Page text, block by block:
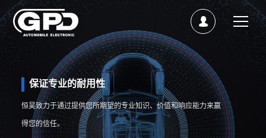
保证专业的耐用性